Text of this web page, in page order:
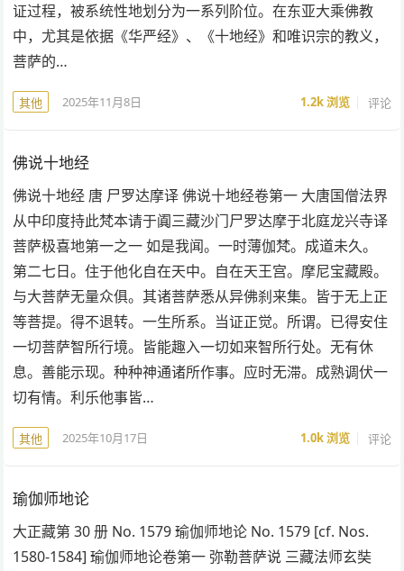
证过程，被系统性地划分为一系列阶位。在东亚大乘佛教
中，尤其是依据《华严经》、《十地经》和唯识宗的教义，
菩萨的…
其他 2025年11月8日 1.2k浏览 评论
佛说十地经
佛说十地经 唐 尸罗达摩译 佛说十地经卷第一 大唐国僧法界
从中印度持此梵本请于阗三藏沙门尸罗达摩于北庭龙兴寺译
菩萨极喜地第一之一 如是我闻。一时薄伽梵。成道未久。
第二七日。住于他化自在天中。自在天王宫。摩尼宝藏殿。
与大菩萨无量众俱。其诸菩萨悉从异佛刹来集。皆于无上正
等菩提。得不退转。一生所系。当证正觉。所谓。已得安住
一切菩萨智所行境。皆能趣入一切如来智所行处。无有休
息。善能示现。种种神通诸所作事。应时无滞。成熟调伏一
切有情。利乐他事皆…
其他 2025年10月17日 1.0k浏览 评论
瑜伽师地论
大正藏第 30 册 No. 1579 瑜伽师地论 No. 1579 [cf. Nos.
1580-1584] 瑜伽师地论卷第一 弥勒菩萨说 三藏法师玄奘